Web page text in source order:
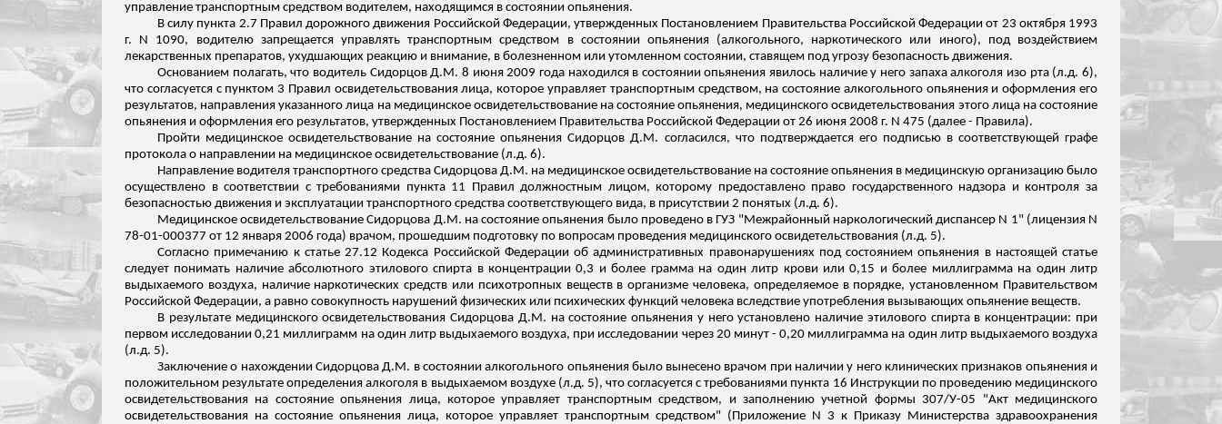
управление транспортным средством водителем, находящимся в состоянии опьянения.
В силу пункта 2.7 Правил дорожного движения Российской Федерации, утвержденных Постановлением Правительства Российской Федерации от 23 октября 1993
г. N 1090, водителю запрещается управлять транспортным средством в состоянии опьянения (алкогольного, наркотического или иного), под воздействием
лекарственных препаратов, ухудшающих реакцию и внимание, в болезненном или утомленном состоянии, ставящем под угрозу безопасность движения.
Основанием полагать, что водитель СидорцовД.М. 8 июня 2009 года находился в состоянии опьянения явилось наличие у него запаха алкоголя изо рта (л.д. 6),
что согласуется с пунктом 3 Правил освидетельствования лица, которое управляет транспортным средством, на состояние алкогольного опьянения и оформления его
результатов, направления указанного лица на медицинское освидетельствование на состояние опьянения, медицинского освидетельствования этого лица насостояние
опьянения и оформления его результатов, утвержденных Постановлением Правительства Российской Федерации от 26 июня 2008 г. N 475 (далее - Правила).
Пройти медицинское освидетельствование на состояние опьяненияСидорцов Д.М. согласился, что подтверждается его подписью в соответствующей графе
протокола о направлении на медицинское освидетельствование (л.д. 6).
Направление водителя транспортного средства Сидорцова Д.М. на медицинское освидетельствование на состояние опьянения в медицинскую организацию было
осуществлено в соответствии с требованиями пункта 11 Правил должностным лицом, которому предоставлено право государственного надзора и контроля за
безопасностью движения и эксплуатации транспортного средства соответствующего вида, в присутствии 2 понятых (л.д. 6).
Медицинское освидетельствованиеСидорцова Д.М. на состояние опьянения было проведено в ГУЗ "Межрайонный наркологический диспансер N 1" (лицензия N
78-01-000377 от 12 января 2006 года) врачом, прошедшим подготовку по вопросам проведения медицинского освидетельствования (л.д. 5).
Согласно примечанию к статье 27.12 Кодекса Российской Федерации об административных правонарушениях под состоянием опьянения в настоящей статье
следует понимать наличие абсолютного этилового спирта в концентрации 0,3 и более грамма на один литр крови или 0,15 и более миллиграмма на один литр
выдыхаемого воздуха, наличие наркотических средств или психотропных веществ в организме человека, определяемое в порядке, установленном Правительством
Российской Федерации, а равно совокупность нарушений физических или психических функций человека вследствие употребления вызывающих опьянение веществ.
В результате медицинского освидетельствованияСидорцова Д.М. на состояние опьянения у него установлено наличие этилового спирта в концентрации: при
первом исследовании 0,21 миллиграмм на один литр выдыхаемого воздуха, при исследовании через 20 минут - 0,20 миллиграмма на один литр выдыхаемого воздуха
(л.д. 5).
Заключение о нахождении СидорцоваД.М. в состоянии алкогольного опьянения было вынесено врачом при наличии у него клинических признаков опьянения и
положительном результате определения алкоголя в выдыхаемом воздухе (л.д. 5), что согласуется с требованиями пункта 16 Инструкции по проведению медицинского
освидетельствования на состояние опьянения лица, которое управляет транспортным средством, и заполнению учетной формы 307/У-05 "Акт медицинского
освидетельствования на состояние опьянения лица, которое управляет транспортным средством" (Приложение N 3 к Приказу Министерства здравоохранения